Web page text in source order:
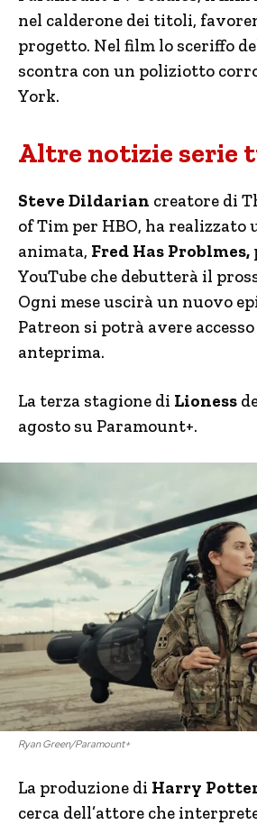
nel calderone dei titoli,
progetto. Nel film lo sceriffo
scontra con un poliziotto
York.
Altre notizie serie
Steve Dildarian creatore di
of Tim per HBO, ha realizzato
animata, Fred Has Problmes,
YouTube che debutterà il
Ogni mese uscirà un nuovo
Patreon si potrà avere
anteprima.
La terza stagione di Lioness
agosto su Paramount+.
Ryan Green/Paramount+
La produzione di Harry
cerca dell’attore che